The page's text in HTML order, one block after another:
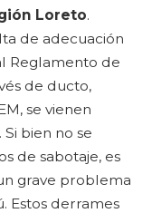
Loreto.
de adecuación
Reglamento de
de ducto,
se vienen
bien no se
de sabotaje, es
grave problema
Estos derrames